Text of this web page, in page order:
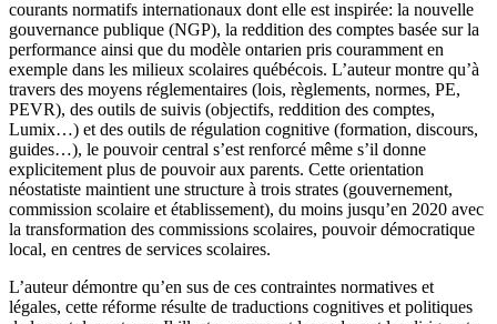
courants normatifs internationaux dont elle est inspirée: la nouvelle
gouvernance publique (NGP), la reddition des comptes basée sur la
performance ainsi que du modèle ontarien pris couramment en
exemple dans les milieux scolaires québécois. L’auteur montre qu’à
travers des moyens réglementaires (lois, règlements, normes, PE,
PEVR), des outils de suivis (objectifs, reddition des comptes,
Lumix…) et des outils de régulation cognitive (formation, discours,
guides…), le pouvoir central s’est renforcé même s’il donne
explicitement plus de pouvoir aux parents. Cette orientation
néostatiste maintient une structure à trois strates (gouvernement,
commission scolaire et établissement), du moins jusqu’en 2020 avec
la transformation des commissions scolaires, pouvoir démocratique
local, en centres de services scolaires.
L’auteur démontre qu’en sus de ces contraintes normatives et
légales, cette réforme résulte de traductions cognitives et politiques